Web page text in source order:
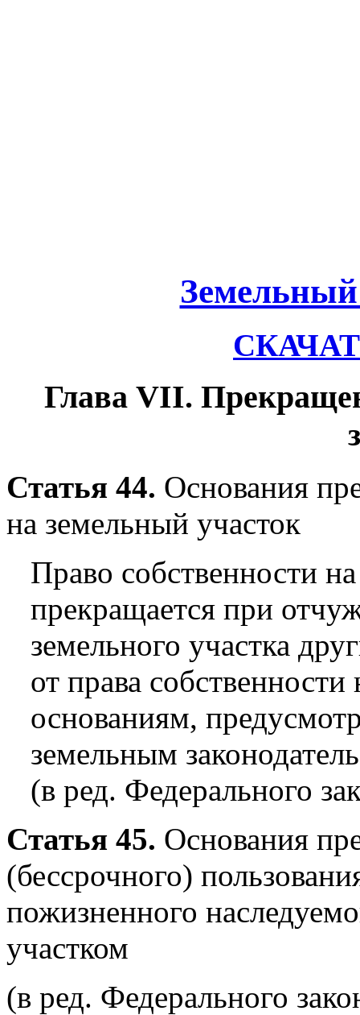
Глава VII.
Статья 44. Основания
на земельный участок
Право собственности
прекращается при
земельного участка
от права
основаниям,
земельным
(в ред. Федерального
Статья 45. Основания
(бессрочного)
пожизненного
участком
(в ред. Федерального